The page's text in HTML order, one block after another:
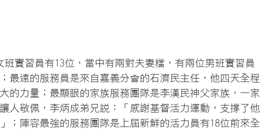
班實習員有13位，當中有兩對夫妻檔，有兩位男班實習員
最遠的服務員是來自嘉義分會的石濟民主任，他四天全程
的力量；最顯眼的家族服務團隊是李漢民神父家族，一家
人敬佩，李炳成弟兄說：「感謝基督活力運動，支撐了他
；陣容最強的服務團隊是上屆新鮮的活力員有18位前來全